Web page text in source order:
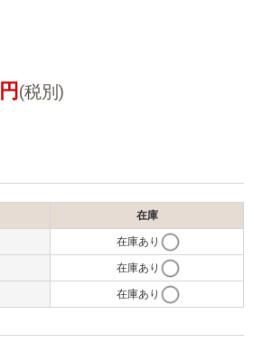
円(税別)
在庫
在庫あり
在庫あり
在庫あり